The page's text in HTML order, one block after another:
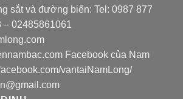
sắt và đường biển: Tel: 0987 877
– 02485861061
Facebook của Nam
vantaiNamLong/